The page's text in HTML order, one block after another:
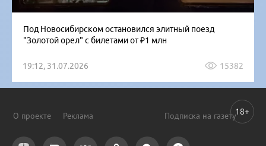
Под Новосибирском остановился элитный поезд
"Золотой орел" с билетами от ₽1 млн
19:12, 31.07.2026 15382
О проекте Реклама Подписка на газету18+